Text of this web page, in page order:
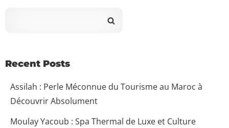
Recent Posts
Assilah : Perle Méconnue du Tourisme au Maroc à
Découvrir Absolument
Moulay Yacoub : Spa Thermal de Luxe et Culture